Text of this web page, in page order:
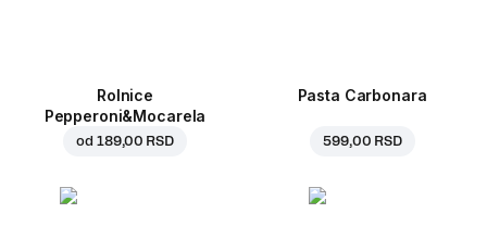
Rolnice
Pepperoni&Mocarela
od 189,00 RSD
Pasta Carbonara
599,00 RSD